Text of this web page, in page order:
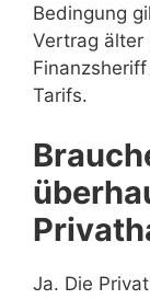
Bedingung
Vertrag älter
Tarifs.
Ja. Die